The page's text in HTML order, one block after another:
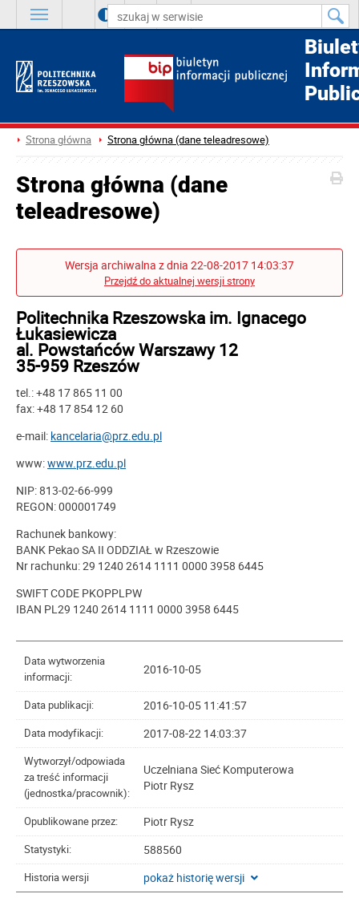
A A A
Strona główna Strona główna (dane teleadresowe)
Strona główna (dane
teleadresowe)
Wersja archiwalna z dnia 22-08-2017 14:03:37
Przejdź do aktualnej wersji strony
Politechnika Rzeszowska im. Ignacego
Łukasiewicza
al. Powstańców Warszawy 12
35-959 Rzeszów
tel.: +48 17 865 11 00
fax: +48 17 854 12 60
e-mail: kancelaria@prz.edu.pl
www:www.prz.edu.pl
NIP: 813-02-66-999
REGON: 000001749
Rachunek bankowy:
BANK Pekao SA II ODDZIAŁ w Rzeszowie
Nr rachunku: 29 1240 2614 1111 0000 3958 6445
SWIFT CODE PKOPPLPW
IBAN PL29 1240 2614 1111 0000 3958 6445
Data wytworzenia
informacji:
2016-10-05
Data publikacji: 2016-10-05 11:41:57
Data modyfikacji: 2017-08-22 14:03:37
Wytworzył/odpowiada
za treść informacji
(jednostka/pracownik):
Uczelniana Sieć Komputerowa
Piotr Rysz
Opublikowane przez: Piotr Rysz
Statystyki: 588560
Historia wersji pokaż historię wersji